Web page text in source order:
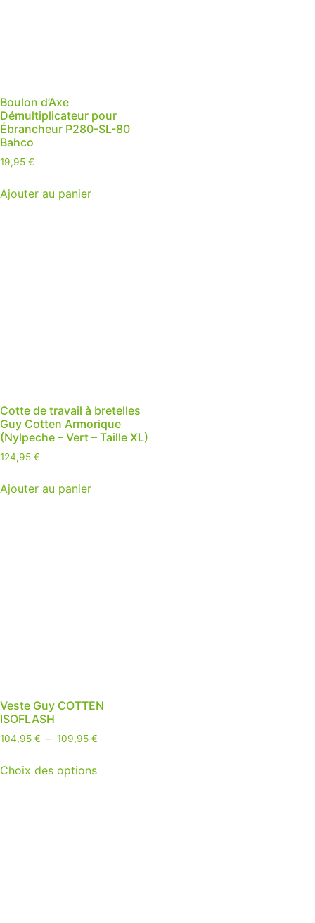
Boulon d’Axe
Démultiplicateur pour
Ébrancheur P280-SL-80
Bahco
19,95 €
Ajouter au panier
Cotte de travail à bretelles
Guy Cotten Armorique
(Nylpeche – Vert – Taille XL)
124,95 €
Ajouter au panier
Veste Guy COTTEN
ISOFLASH
104,95 € – 109,95 €
Choix des options